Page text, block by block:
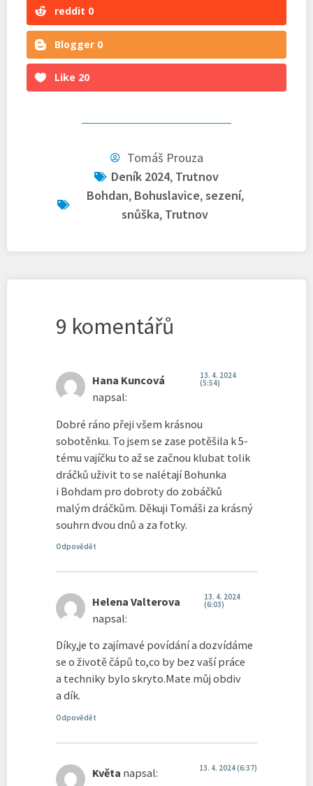
reddit 0
Blogger 0
Like 20
Tomáš Prouza
Deník 2024, Trutnov
Bohdan, Bohuslavice,sezení,
snůška, Trutnov
9 komentářů
Hana Kuncová
napsal:
13. 4. 2024
(5:54)
Dobré ráno přeji všem krásnou
sobotěnku. To jsem se zase potěšila k 5-
tému vajíčku to až se začnou klubat tolik
dráčků uživit to se nalétají Bohunka
i Bohdam pro dobroty do zobáčků
malým dráčkům. Děkuji Tomáši za krásný
souhrn dvou dnů a za fotky.
Odpovědět
Helena Valterova
napsal:
13. 4. 2024
(6:03)
Díky,je to zajímavé povídání a dozvídáme
se o životě čápů to,co by bez vaší práce
a techniky bylo skryto.Mate můj obdiv
a dík.
Odpovědět
Květa napsal: 13. 4. 2024 (6:37)